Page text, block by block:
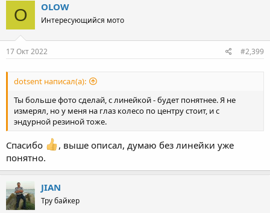
O OLOW
Интересующийся мото
17 Окт 2022 #2,399
dotsent написал(а):
Ты больше фото сделай, с линейкой - будет понятнее. Я не
измерял, но у меня на глаз колесо по центру стоит, и с
эндурной резиной тоже.
Спасибо
, выше описал, думаю без линейки уже
понятно.
JIAN
Тру байкер